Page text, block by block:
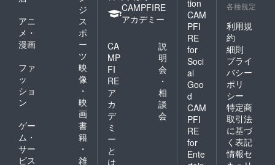
ジ
アニ
メ・
漫画
ス
ポ
ー
ツ
ファ
ッ
ショ
ン
映
像
・
映
画
ゲー
ム・
サー
ビス
書
籍
・
雑
CAMPFIRE
アカデミー
CA
MP
FI
RE
ア
カ
デ
ミ
ー
と
は
説
明
会
・
相
談
会
tion
CAM
PFI
RE
for
Soci
al
Goo
d
CAM
PFI
RE
for
Ente
各種規定
利用規
約
細則
プライ
バシー
ポリ
シー
特定商
取引法
に基づ
く表記
情報セ